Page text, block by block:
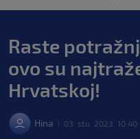
Raste
ovo su
Hrvatskoj!
Hina 03. stu. 2023. 10:40